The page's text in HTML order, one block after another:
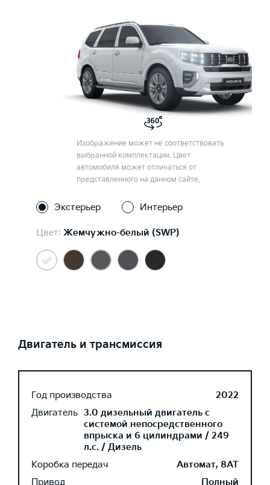
Изображение может не соответствовать
выбранной комплектации. Цвет
автомобиля может отличаться от
представленного на данном сайте.
Экстерьер Интерьер
Цвет: Жемчужно-белый (SWP)
Двигатель и трансмиссия
Год производства
2022
Двигатель 3.0 дизельный двигатель с
системой непосредственного
впрыска и 6 цилиндрами / 249
л.с. / Дизель
Коробка передач
Автомат, 8AT
Привод
Полный